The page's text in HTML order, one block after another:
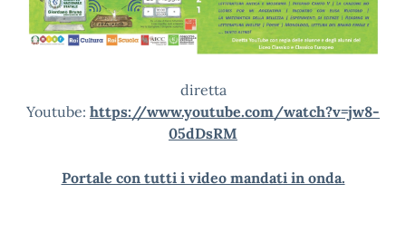
diretta
Youtube: https://www.youtube.com/watch?v=jw8-
05dDsRM
Portale con tutti i video mandati in onda.